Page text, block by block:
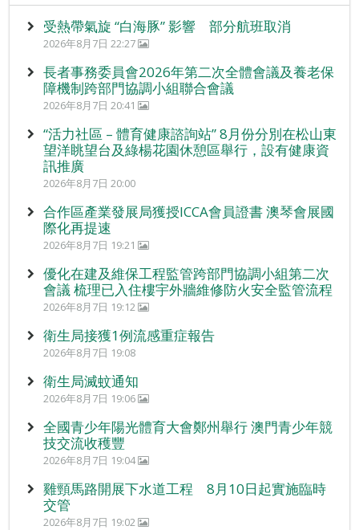
受熱帶氣旋 “白海豚” 影響 部分航班取消
2026年8月7日 22:27
長者事務委員會2026年第二次全體會議及養老保
障機制跨部門協調小組聯合會議
2026年8月7日 20:41
“活力社區 – 體育健康諮詢站” 8月份分別在松山東
望洋眺望台及綠楊花園休憩區舉行，設有健康資
訊推廣
2026年8月7日 20:00
合作區產業發展局獲授ICCA會員證書 澳琴會展國
際化再提速
2026年8月7日 19:21
優化在建及維保工程監管跨部門協調小組第二次
會議 梳理已入住樓宇外牆維修防火安全監管流程
2026年8月7日 19:12
衛生局接獲1例流感重症報告
2026年8月7日 19:08
衛生局滅蚊通知
2026年8月7日 19:06
全國青少年陽光體育大會鄭州舉行 澳門青少年競
技交流收穫豐
2026年8月7日 19:04
雞頸馬路開展下水道工程 8月10日起實施臨時
交管
2026年8月7日 19:02